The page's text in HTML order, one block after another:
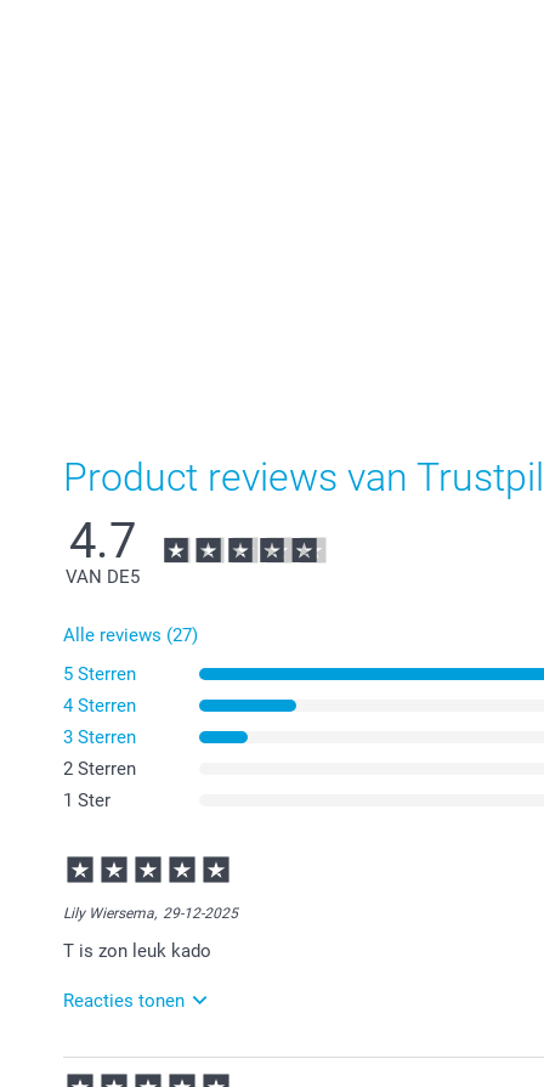
Product reviews van
4.7
VAN DE5
Alle reviews (27)
5 Sterren
4 Sterren
3 Sterren
2 Sterren
1 Ster
Lily Wiersema, 29-12-2025
T is zon leuk kado
Reacties tonen
30-12-2025